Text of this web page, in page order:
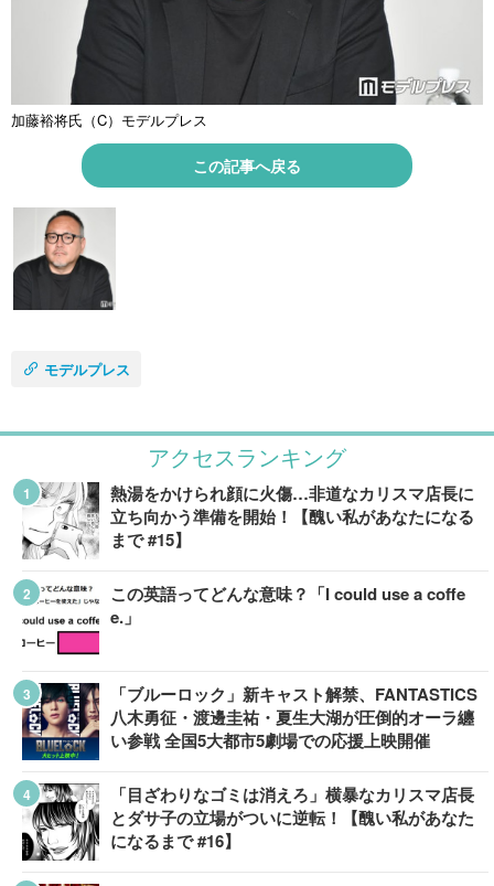
加藤裕将氏（C）モデルプレス
この記事へ戻る
モデルプレス
アクセスランキング
熱湯をかけられ顔に火傷…非道なカリスマ店長に
立ち向かう準備を開始！【醜い私があなたになる
まで #15】
この英語ってどんな意味？「I could use a coffe
e.」
「ブルーロック」新キャスト解禁、FANTASTICS
八木勇征・渡邊圭祐・夏生大湖が圧倒的オーラ纏
い参戦 全国5大都市5劇場での応援上映開催
「目ざわりなゴミは消えろ」横暴なカリスマ店長
とダサ子の立場がついに逆転！【醜い私があなた
になるまで #16】